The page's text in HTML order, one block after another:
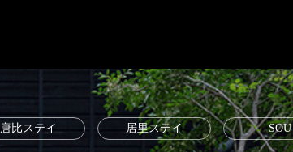
唐比ステイ 居里ステイ SOU